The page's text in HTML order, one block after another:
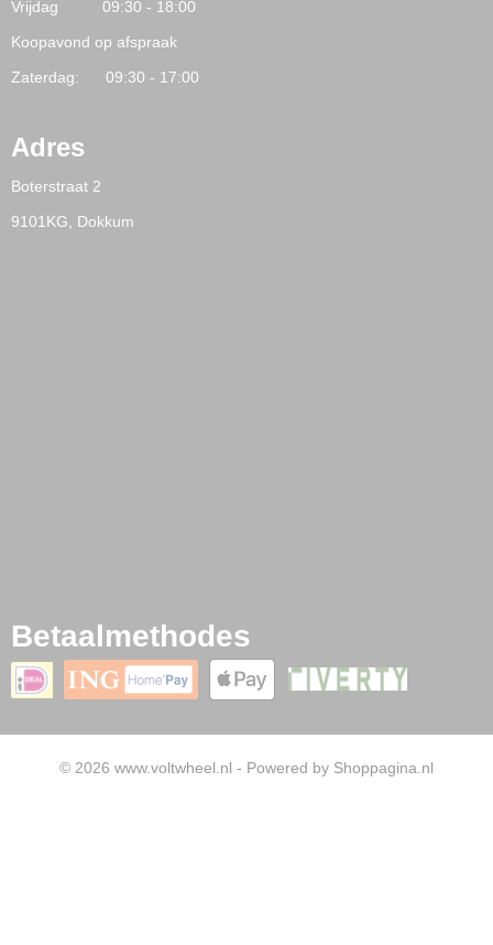
Vrijdag 09:30 - 18:00
Koopavond op afspraak
Zaterdag: 09:30 - 17:00
Adres
Boterstraat 2
9101KG, Dokkum
Betaalmethodes
© 2026 www.voltwheel.nl - Powered by Shoppagina.nl